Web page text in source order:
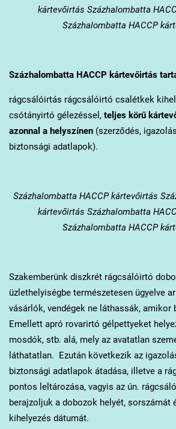
kártevőirtás Százhalombatta
Százhalombatta HACCP
SzázhalombattaHACCP kártevőirtás
rágcsálóirtás rágcsálóirtó csalétkek
csótányirtó gélezéssel, teljes körű
azonnal a helyszínen(szerződés,
biztonsági adatlapok).
Százhalombatta HACCP kártevőirtás
kártevőirtás Százhalombatta
Százhalombatta HACCP
Szakemberünk diszkrét rágcsálóirtó
üzlethelyiségbe természetesen ügyelve
vásárlók, vendégek ne láthassák, amikor
Emellett apró rovarirtó gélpettyeket
mosdók, stb. alá, mely az avatatlan
láthatatlan. Ezután következik az
biztonsági adatlapok átadása, illetve a
pontos leltározása, vagyis az ún.
berajzoljuk a dobozok helyét, sorszámát
kihelyezés dátumát.